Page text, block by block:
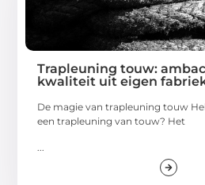
Trapleuning touw:
kwaliteit uit eigen
De magie van trapleuning touw
een trapleuning van touw? Het